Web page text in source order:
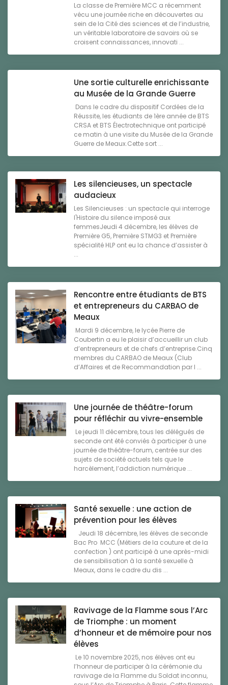
La classe de Première MCC a récemment
vécu une journée riche en découvertes au
sein de la Cité des sciences et de l’industrie,
un véritable laboratoire de savoirs où se
croisent connaissances, innovati ...
Une sortie culturelle enrichissante
au Musée de la Grande Guerre
Dans le cadre du dispositif Cordées de la
Réussite, les étudiants de 1ère année de BTS
CRSA et BTS Électrotechnique ont participé
ce matin à une visite du Musée de la Grande
Guerre de Meaux.Cette sort ...
Les silencieuses, un spectacle
audacieux
Les Silencieuses : un spectacle qui interroge
l'Histoire du silence imposé aux
femmesJeudi 4 décembre, les élèves de
Première G5, Première STMG3 et Première
spécialité HLP ont eu la chance d’assister à
...
Rencontre entre étudiants de BTS
et entrepreneurs du CARBAO de
Meaux
Mardi 9 décembre, le lycée Pierre de
Coubertin a eu le plaisir d’accueillir un club
d’entrepreneurs et de chefs d’entreprise.Cinq
membres du CARBAO de Meaux (Club
d’Affaires et de Recommandation par l ...
Une journée de théâtre-forum
pour réfléchir au vivre-ensemble
Le jeudi 11 décembre, tous les délégués de
seconde ont été conviés à participer à une
journée de théâtre-forum, centrée sur des
sujets de société actuels tels que le
harcèlement, l’addiction numérique ...
Santé sexuelle : une action de
prévention pour les élèves
Jeudi 18 décembre, les élèves de seconde
Bac Pro MCC (Métiers de la couture et de la
confection ) ont participé à une après-midi
de sensibilisation à la santé sexuelle à
Meaux, dans le cadre du dis ...
Ravivage de la Flamme sous l’Arc
de Triomphe : un moment
d’honneur et de mémoire pour nos
élèves
Le 10 novembre 2025, nos élèves ont eu
l’honneur de participer à la cérémonie du
ravivage de la Flamme du Soldat inconnu,